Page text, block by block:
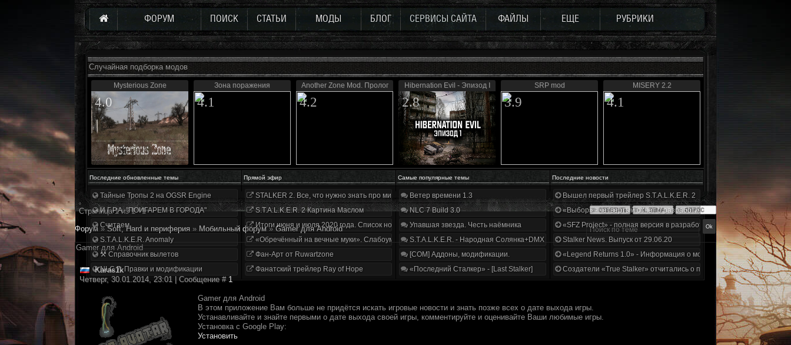
ФОРУМ ПОИСК СТАТЬИ МОДЫ БЛОГ СЕРВИСЫ САЙТА ФАЙЛЫ ЕЩЕ РУБРИКИ
Случайная подборка модов
Mysterious Zone
4.0
Зона поражения
4.1
Another Zone Mod. Пролог
4.2
Hibernation Evil - Эпизод I
2.8
SRP mod
3.9
MISERY 2.2
4.1
Последние обновленные темы Прямой эфир Самые популярные темы Последние новости
Тайные Тропы 2 на OGSR Engine
И.Г.Р.А. "ПОИГАРЕМ В ГОРОДА"
Считаем
S.T.A.L.K.E.R. Anomaly
⚒ Справочник вылетов
NLC 7. Правки и модификации
STALKER 2. Все, что нужно знать про мир, геймплей и сюжет | Разбор трейлера
S.T.A.L.K.E.R. 2 Картина Маслом
Итоги июня и июля 2020 года. Список нововведений
«Обречённый на вечные муки». Слабоумие и отвага
Фан-Арт от Ruwartzone
Фанатский трейлер Ray of Hope
Ветер времени 1.3
NLC 7 Build 3.0
Упавшая звезда. Честь наёмника
S.T.A.L.K.E.R. - Народная Солянка+DMX 1.3.5.ООП.МА.К.
[COM] Аддоны, модификации.
«Последний Сталкер» - [Last Stalker]
Вышел первый трейлер S.T.A.L.K.E.R. 2
«Выбор» - четвертый отчет о разработке!
«SFZ Project» - полная версия в разработке!
Stalker News. Выпуск от 29.06.20
«Legend Returns 1.0» - Информация о моде за июнь 2020
Создатели «True Stalker» отчитались о проделанной работе
Страница1из1
1
Форум » Soft, Hard и периферия » Мобильный форум » Gamer для Android
Gamer для Android
Karas1k
Четверг, 30.01.2014, 23:01 | Сообщение #1
Gamer для Android
В этом приложение Вам больше не придётся искать игровые новости и знать позже всех о дате выхода игры.
Устанавливайте и знайте первыми о дате выхода своей игры, комментируйте и оценивайте Ваши любимые игры.
Установка с Google Play:
Установить